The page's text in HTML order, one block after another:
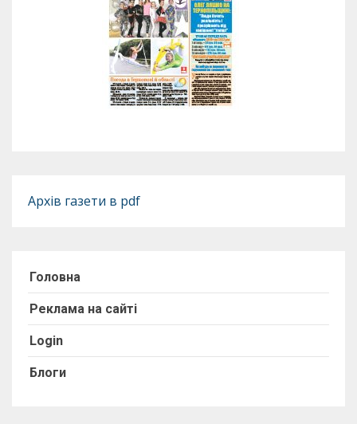
Архів газети в pdf
Головна
Реклама на сайті
Login
Блоги